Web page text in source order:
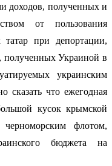
доходов, полученных и
от пользования
при депортации,
полученных Украиной в
украинским
сказать что ежегодная
кусок крымской
флотом,
бюджета на